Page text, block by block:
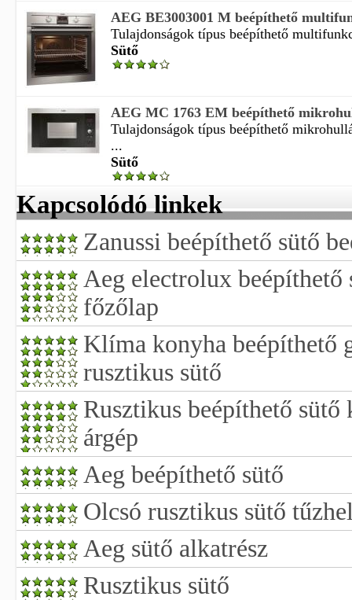
AEG BE3003001 M beépíthető
Tulajdonságok típus beépíthető
Sütő
AEG MC 1763 EM beépíthető
Tulajdonságok típus beépíthető
...
Sütő
Kapcsolódó linkek
Zanussi beépíthető sütő
Aeg electrolux beépíthető
főzőlap
Klíma konyha beépíthető
rusztikus sütő
Rusztikus beépíthető
árgép
Aeg beépíthető sütő
Olcsó rusztikus sütő
Aeg sütő alkatrész
Rusztikus sütő